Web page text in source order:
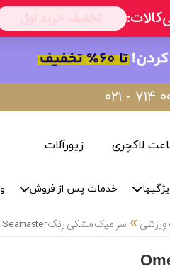
۷۱۴ ۰۰۰ ۱۰
لاکچری زیورآلات
خدمات پس از فروش
» سرامیک مشکی رنگ Omega Seamaster